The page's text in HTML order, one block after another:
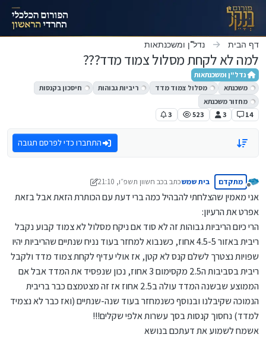
דילוג לתוכן
דף הבית נדל"ן ומשכנתאות
למה לא לקחת מסלול צמוד מדד???
נדל"ן ומשכנתאות
משכנתא
מסלול צמוד מדד ריביות גבוהות
חיסכון בקנסות
מחזור משכנתא
14
3
523
3
התחברו כדי לפרסם תגובה
מנותק
מתקדם בית שמשכתב בכב חשוון תשפ״ו, 21:10
נערך לאחרונה על ידי מונטיפיורי
אני מאמין שהצלחתי להבהיל כמה ברי דעת עם הכותרת הזאת אבל בזאת
אפרט את הרעיון:
הרי כיום הריביות גבוהות זה לא סוד אם ניקח מסלול לא צמוד קבוע נקבל
ריבית באזור 4.5-5 אחוז, כשנבוא למחזר בעוד נניח שנתיים שהריביות יהיו
שפויות נצטרך לשלם קנס לא קטן, אז אולי עדיף לקחת צמוד מדד ולקבל
ריבית בסביבות ה2.5 מקסימום 3 אחוז, נכון שנפסיד את המדד אבל אם
הממוצע שבשנה המדד עולה ב2.5 אחוז אז זה מצטמצם כבר בריבית
הנמוכה שקיבלנו ובנוסף כשנמחזר בעוד שנה-שנתיים (ואז כבר לא נצמיד
למדד) נחסוך קנסות בסך עשרות אלפי שקלים!!!
אשמח לשמוע את דעתכם בנושא